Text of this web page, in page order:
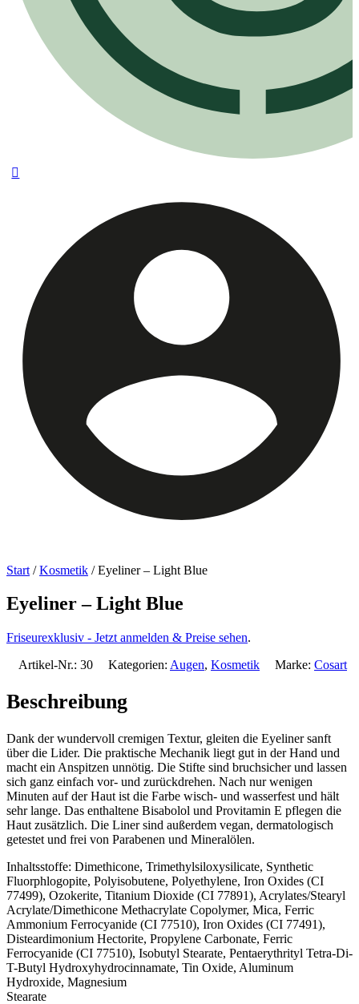
Start /Kosmetik / Eyeliner – Light Blue
Eyeliner – Light Blue
Friseurexklusiv - Jetzt anmelden & Preise sehen.
Artikel-Nr.: 30 Kategorien: Augen, Kosmetik Marke: Cosart
Beschreibung
Dank der wundervoll cremigen Textur, gleiten die Eyeliner sanft
über die Lider. Die praktische Mechanik liegt gut in der Hand und
macht ein Anspitzen unnötig. Die Stifte sind bruchsicher und lassen
sich ganz einfach vor- und zurückdrehen. Nach nur wenigen
Minuten auf der Haut ist die Farbe wisch- und wasserfest und hält
sehr lange. Das enthaltene Bisabolol und Provitamin E pflegen die
Haut zusätzlich. Die Liner sind außerdem vegan, dermatologisch
getestet und frei von Parabenen und Mineralölen.
Inhaltsstoffe: Dimethicone, Trimethylsiloxysilicate, Synthetic
Fluorphlogopite, Polyisobutene, Polyethylene, Iron Oxides (CI
77499), Ozokerite, Titanium Dioxide (CI 77891), Acrylates/Stearyl
Acrylate/Dimethicone Methacrylate Copolymer, Mica, Ferric
Ammonium Ferrocyanide (CI 77510), Iron Oxides (CI 77491),
Disteardimonium Hectorite, Propylene Carbonate, Ferric
Ferrocyanide (CI 77510), Isobutyl Stearate, Pentaerythrityl Tetra-Di-
T-Butyl Hydroxyhydrocinnamate, Tin Oxide, Aluminum
Hydroxide, Magnesium
Stearate